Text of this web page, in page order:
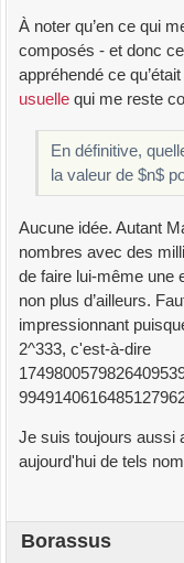
À noter qu’en ce qui
composés - et donc
appréhendé ce
usuelle qui me reste
En définitive,
la valeur de $n$
Aucune idée. Autant
nombres avec des
de faire lui-même une
non plus d’ailleurs.
impressionnant
2^333, c'est-à-dire
Je suis toujours aussi
aujourd'hui de tels
Borassus